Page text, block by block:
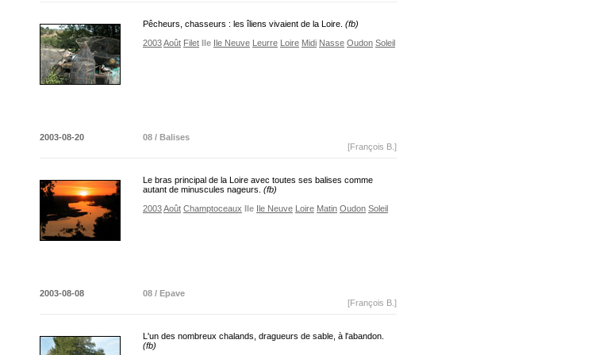
Pêcheurs, chasseurs : les îliens vivaient de la Loire. (fb)
2003Août Filet Ile Ile Neuve Leurre Loire Midi Nasse Oudon Soleil
2003-08-20
08 / Balises
[François B.]
Le bras principal de la Loire avec toutes ses balises comme
autant de minuscules nageurs. (fb)
2003Août Champtoceaux Ile Ile Neuve Loire Matin Oudon Soleil
2003-08-08
08 / Epave
[François B.]
L'un des nombreux chalands, dragueurs de sable, à l'abandon.
(fb)